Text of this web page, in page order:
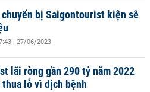
chuyển bị Saigontourist kiện sẽ
| 27/06/2023
lãi ròng gần 290 tỷ năm 2022
thua lỗ vì dịch bệnh